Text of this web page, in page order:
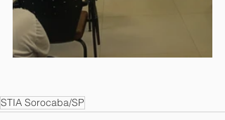
STIA Sorocaba/SP